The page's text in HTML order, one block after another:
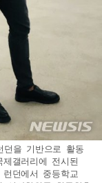
던을 기반으로 활동
갤러리에 전시된
던에서 중등학교